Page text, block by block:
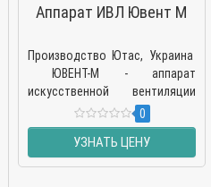
Аппарат ИВЛ Ювент М
Производство Ютас, Украина
ЮВЕНТ-М - аппарат
искусственной вентиляции
легких, который имеет все
необходимые функции для
проведени..
0
УЗНАТЬ ЦЕНУ